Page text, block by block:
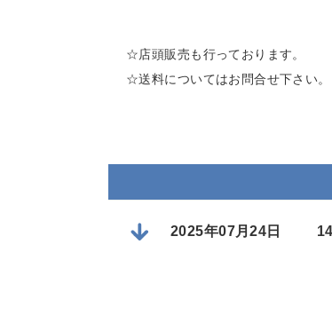
☆店頭販売も行っております。
☆送料についてはお問合せ下さい。
2025年07月24日